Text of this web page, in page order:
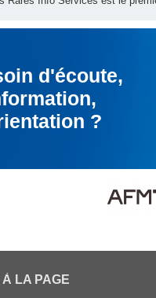
d'écoute,
?
LA PAGE